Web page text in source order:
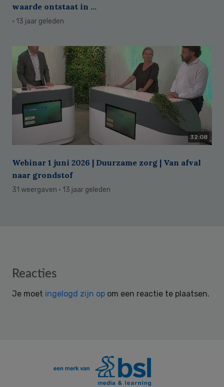
waarde ontstaat in ...
· 13 jaar geleden
32:08
Webinar 1 juni 2026 | Duurzame zorg | Van afval
naar grondstof
31 weergaven · 13 jaar geleden
Reader
Reacties
Je moet ingelogd zijn op om een reactie te plaatsen.